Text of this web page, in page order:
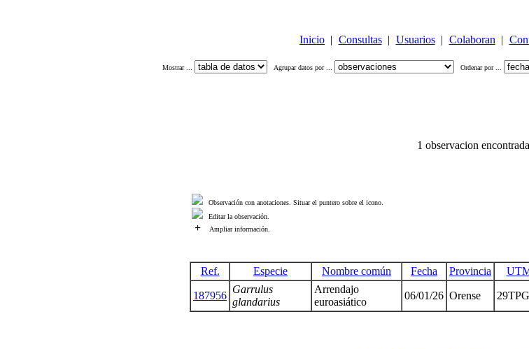
Inicio | Consultas | Usuarios | Colaboran |
Mostrar ... Agrupar datos por ... Ordenar por ...
1 observacion
Observación con anotaciones. Situar el puntero sobre el icono.
Editar la observación.
+ Ampliar información.
Ref. Especie Nombre común Fecha Provincia
187956
Garrulus
glandarius
Arrendajo
euroasiático
06/01/26 Orense